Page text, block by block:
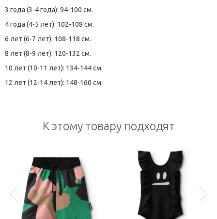
3 года (3-4 года): 94-100 см.
4 года (4-5 лет): 102-108 см.
6 лет (6-7 лет): 108-118 см.
8 лет (8-9 лет): 120-132 см.
10 лет (10-11 лет): 134-144 см.
12 лет (12-14 лет): 148-160 см.
К этому товару подходят